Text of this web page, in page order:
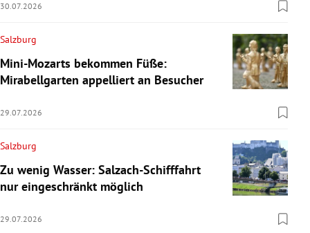
30.07.2026
Salzburg
Mini-Mozarts bekommen Füße:
Mirabellgarten appelliert an Besucher
29.07.2026
Salzburg
Zu wenig Wasser: Salzach-Schifffahrt
nur eingeschränkt möglich
29.07.2026